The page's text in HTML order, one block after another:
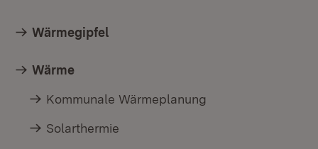
Wärmegipfel
Wärme
Kommunale Wärmeplanung
Solarthermie